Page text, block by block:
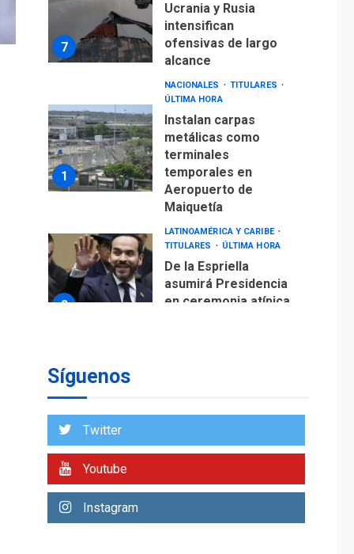
7
Ucrania y Rusia
intensifican
ofensivas de largo
alcance
1
NACIONALES
TITULARES
ÚLTIMA HORA
Instalan carpas
metálicas como
terminales
temporales en
Aeropuerto de
Maiquetía
2
LATINOAMÉRICA Y CARIBE
TITULARES
ÚLTIMA HORA
De la Espriella
asumirá Presidencia
en ceremonia atípica
3
de diálogo en
4
POLÍTICA
TITULARES
Gobierno y AN2015 en
diálogo
Síguenos
Twitter
Youtube
Instagram